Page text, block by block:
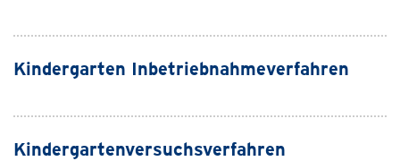
Kindergarten Inbetriebnahmeverfahren
Kindergartenversuchsverfahren